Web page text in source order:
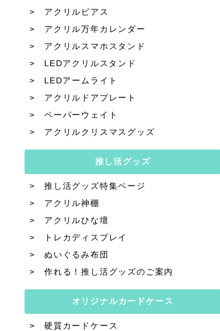
アクリルピアス
アクリル万年カレンダー
アクリルスマホスタンド
LEDアクリルスタンド
LEDアームライト
アクリルドアプレート
ペーパーウェイト
アクリルクリスマスグッズ
推し活グッズ
推し活グッズ特集ページ
アクリル神棚
アクリルひな壇
トレカディスプレイ
ぬいぐるみ布団
作れる！推し活グッズのご案内
オリジナルカードケース
硬質カードケース